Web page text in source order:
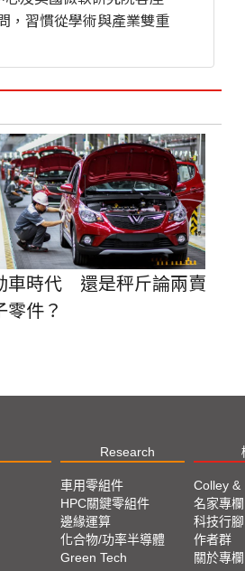
，習慣從學術與產業雙重
車時代 還是秤斤論兩賣
零件？
Research
車用零組件
HPC關鍵零組件
邊緣運算
化合物/功率半導體
Green Tech
Colley &
名家專欄
科技行腳
作者群
關於專欄